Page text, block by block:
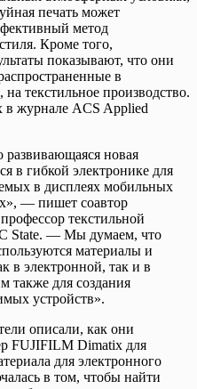
печать может
метод
Кроме того,
показывают, что они
в
текстильное производство.
журнале ACS Applied
новая
в гибкой электронике для
в дисплеях мобильных
— пишет соавтор
текстильной
State. — Мы думаем, что
материалы и
в электронной, так и в
также для создания
устройств».
описали, как они
FUJIFILM Dimatix для
для электронного
в том, чтобы найти